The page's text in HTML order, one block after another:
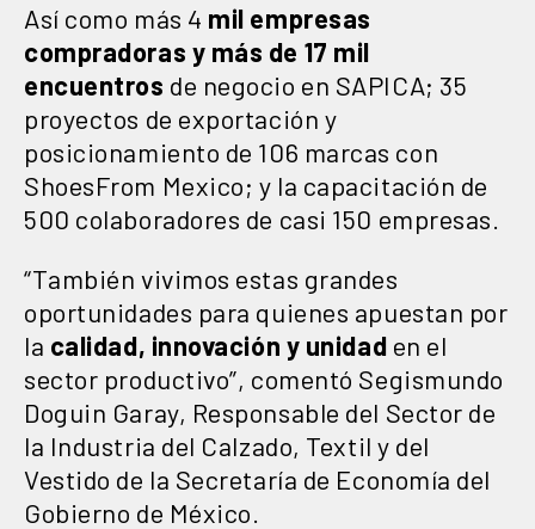
Así como más 4 mil empresas
compradoras y más de 17 mil
encuentros de negocio en SAPICA; 35
proyectos de exportación y
posicionamiento de 106 marcas con
ShoesFrom Mexico; y la capacitación de
500 colaboradores de casi 150 empresas.
“También vivimos estas grandes
oportunidades para quienes apuestan por
la calidad, innovación y unidad en el
sector productivo”, comentó Segismundo
Doguin Garay, Responsable del Sector de
la Industria del Calzado, Textil y del
Vestido de la Secretaría de Economía del
Gobierno de México.